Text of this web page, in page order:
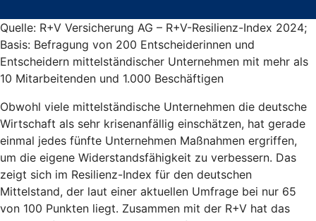
Quelle: R+V Versicherung AG – R+V-Resilienz-Index 2024;
Basis: Befragung von 200 Entscheiderinnen und
Entscheidern mittelständischer Unternehmen mit mehr als
10 Mitarbeitenden und 1.000 Beschäftigen
Obwohl viele mittelständische Unternehmen die deutsche
Wirtschaft als sehr krisenanfällig einschätzen, hat gerade
einmal jedes fünfte Unternehmen Maßnahmen ergriffen,
um die eigene Widerstandsfähigkeit zu verbessern. Das
zeigt sich im Resilienz-Index für den deutschen
Mittelstand, der laut einer aktuellen Umfrage bei nur 65
von 100 Punkten liegt. Zusammen mit der R+V hat das